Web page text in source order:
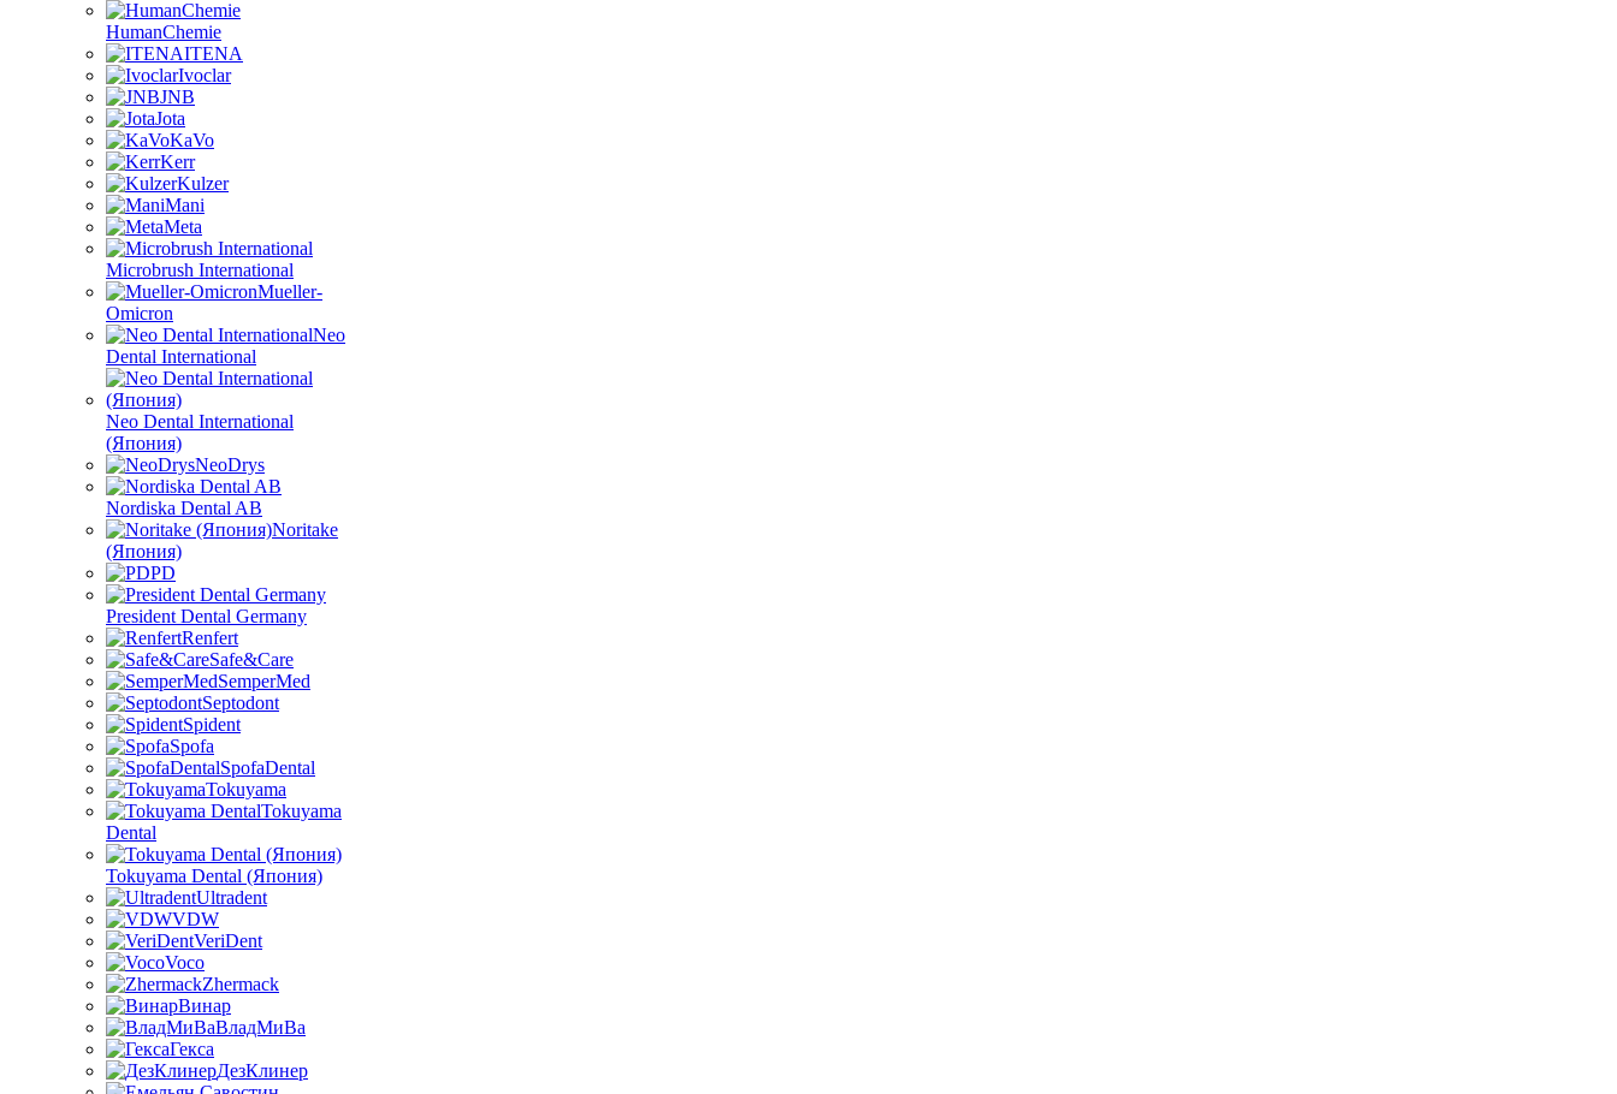
HumanChemie
ITENA
Ivoclar
JNB
Jota
KaVo
Kerr
Kulzer
Mani
Meta
Microbrush International
Mueller-
Omicron
Neo
Dental International
Neo Dental International
(Япония)
NeoDrys
Nordiska Dental AB
Noritake
(Япония)
PD
President Dental Germany
Renfert
Safe&Care
SemperMed
Septodont
Spident
Spofa
SpofaDental
Tokuyama
Tokuyama
Dental
Tokuyama Dental (Япония)
Ultradent
VDW
VeriDent
Voco
Zhermack
Винар
ВладМиВа
Гекса
ДезКлинер